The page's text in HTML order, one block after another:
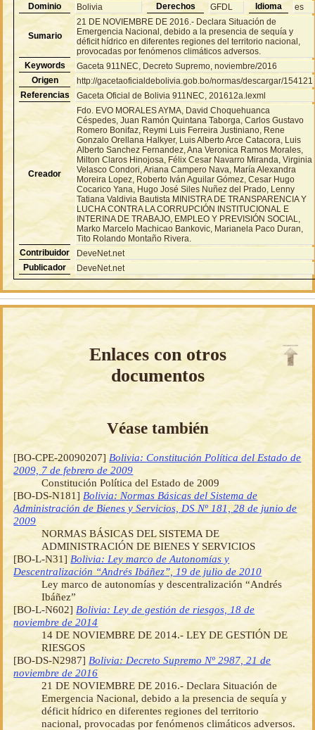
Dominio
Bolivia Derechos GFDL Idioma es
Sumario
21 DE NOVIEMBRE DE 2016.- Declara Situación de
Emergencia Nacional, debido a la presencia de sequía y
déficit hídrico en diferentes regiones del territorio nacional,
provocadas por fenómenos climáticos adversos.
Keywords
Gaceta 911NEC, Decreto Supremo, noviembre/2016
Origen
http://gacetaoficialdebolivia.gob.bo/normas/descargar/154121
Referencias
Gaceta Oficial de Bolivia 911NEC, 201612a.lexml
Creador
Fdo. EVO MORALES AYMA, David Choquehuanca
Céspedes, Juan Ramón Quintana Taborga, Carlos Gustavo
Romero Bonifaz, Reymi Luis Ferreira Justiniano, Rene
Gonzalo Orellana Halkyer, Luis Alberto Arce Catacora, Luis
Alberto Sanchez Fernandez, Ana Veronica Ramos Morales,
Milton Claros Hinojosa, Félix Cesar Navarro Miranda, Virginia
Velasco Condori, Ariana Campero Nava, María Alexandra
Moreira Lopez, Roberto Iván Aguilar Gómez, Cesar Hugo
Cocarico Yana, Hugo José Siles Nuñez del Prado, Lenny
Tatiana Valdivia Bautista MINISTRA DE TRANSPARENCIA Y
LUCHA CONTRA LA CORRUPCIÓN INSTITUCIONAL E
INTERINA DE TRABAJO, EMPLEO Y PREVISIÓN SOCIAL,
Marko Marcelo Machicao Bankovic, Marianela Paco Duran,
Tito Rolando Montaño Rivera.
Contribuidor
DeveNet.net
Publicador
DeveNet.net
Enlaces con otros
documentos
Véase también
[BO-CPE-20090207] Bolivia: Constitución Política del Estado de
2009, 7 de febrero de 2009
Constitución Política del Estado de 2009
[BO-DS-N181] Bolivia: Normas Básicas del Sistema de
Administración de Bienes y Servicios, DS Nº 181, 28 de junio de
2009
NORMAS BÁSICAS DEL SISTEMA DE
ADMINISTRACIÓN DE BIENES Y SERVICIOS
[BO-L-N31]Bolivia: Ley marco de Autonomías y
Descentralización “Andrés Ibáñez”, 19 de julio de 2010
Ley marco de autonomías y descentralización “Andrés
Ibáñez”
[BO-L-N602] Bolivia: Ley de gestión de riesgos, 18 de
noviembre de 2014
14 DE NOVIEMBRE DE 2014.- LEY DE GESTIÓN DE
RIESGOS
[BO-DS-N2987] Bolivia: Decreto Supremo Nº 2987, 21 de
noviembre de 2016
21 DE NOVIEMBRE DE 2016.- Declara Situación de
Emergencia Nacional, debido a la presencia de sequía y
déficit hídrico en diferentes regiones del territorio
nacional, provocadas por fenómenos climáticos adversos.